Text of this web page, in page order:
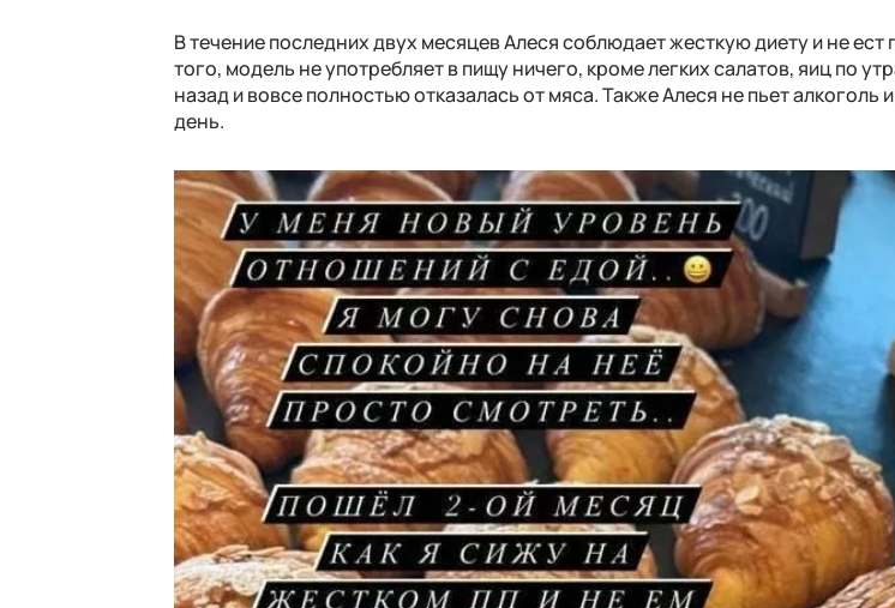
В течение последних двух месяцев Алеся соблюдает жесткую диету и не
того, модель не употребляет в пищу ничего, кроме легких салатов, яиц по
назад и вовсе полностью отказалась от мяса. Также Алеся не пьет алкоголь
день.